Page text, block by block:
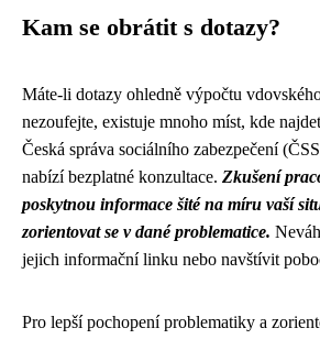
Kam se obrátit s dotazy?
Máte-li dotazy ohledně výpočtu
nezoufejte, existuje mnoho míst, kde
Česká správa sociálního zabezpečení
nabízí bezplatné konzultace. Zkušení
poskytnou informace šité na míru vaší
zorientovat se v dané problematice.
jejich informační linku nebo navštívit
Pro lepší pochopení problematiky a